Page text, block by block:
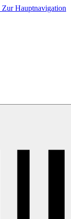
Zur Hauptnavigation